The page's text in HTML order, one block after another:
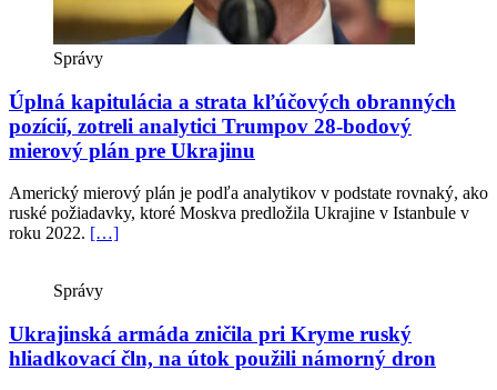
Správy
Úplná kapitulácia a strata kľúčových obranných
pozícií, zotreli analytici Trumpov 28-bodový
mierový plán pre Ukrajinu
Americký mierový plán je podľa analytikov v podstate rovnaký, ako
ruské požiadavky, ktoré Moskva predložila Ukrajine v Istanbule v
roku 2022. […]
Správy
Ukrajinská armáda zničila pri Kryme ruský
hliadkovací čln, na útok použili námorný dron